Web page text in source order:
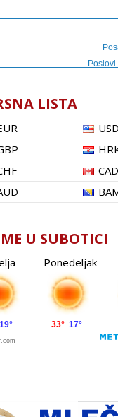
LISTA
USD
CAD
U SUBOTICI
Ponedeljak